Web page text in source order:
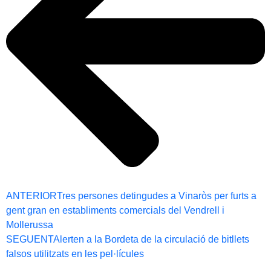
ANTERIORTres persones detingudes a Vinaròs per furts a
gent gran en establiments comercials del Vendrell i
Mollerussa
SEGUENTAlerten a la Bordeta de la circulació de bitllets
falsos utilitzats en les pel·lícules